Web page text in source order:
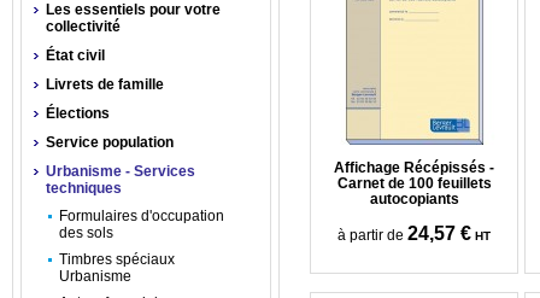
Affichage Récépissés -
Carnet de 100 feuillets
autocopiants
à partir de 24,57 € HT
Les essentiels pour votre
collectivité
État civil
Livrets de famille
Élections
Service population
Urbanisme - Services
techniques
Formulaires d'occupation
des sols
Timbres spéciaux
Urbanisme